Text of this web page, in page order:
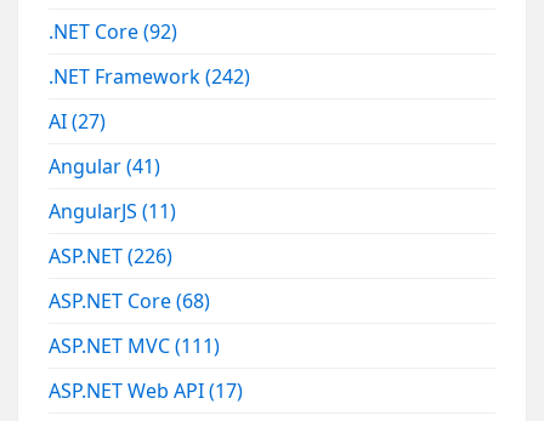
.NET Core(92)
.NET Framework(242)
AI(27)
Angular(41)
AngularJS(11)
ASP.NET(226)
ASP.NET Core(68)
ASP.NET MVC(111)
ASP.NET Web API(17)